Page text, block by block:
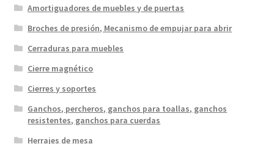
Amortiguadores de muebles y de puertas
Broches de presión, Mecanismo de empujar para abrir
Cerraduras para muebles
Cierre magnético
Cierres y soportes
Ganchos, percheros, ganchos para toallas, ganchos
resistentes, ganchos para cuerdas
Herrajes de mesa